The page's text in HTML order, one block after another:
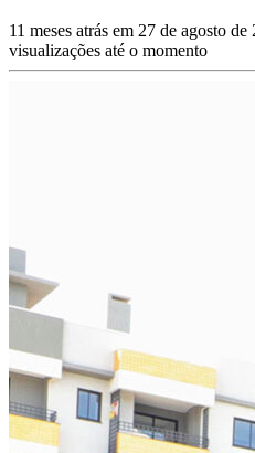
11 meses atrás em 27 de agosto
visualizações até o momento